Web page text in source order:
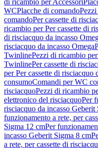
di ricambio per Accessori
WCPlacche di comando
comandoPer cassette di
ricambio per Per cassette di
di risciacquo da incasso
risciacquo da incasso Omega
TwinlinePezzi di ricambio
TwinlinePer cassette di
per Per cassette di risciacquo
consumoComandi per WC
risciacquoPezzi di ricambio
elettronico del risciacquoPer
risciacquo da incasso Geberit
funzionamento a rete, per
Sigma 12 cmPer
incasso Geberit Sigma 8 cm
a rete, per cassette di